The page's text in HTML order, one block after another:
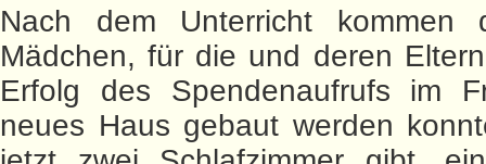
Nach dem Unterricht kommen
Mädchen, für die und deren
Erfolg des Spendenaufrufs im
neues Haus gebaut werden